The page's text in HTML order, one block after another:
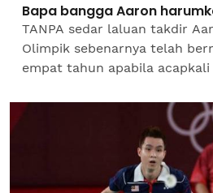
Bapa bangga Aaron
TANPA sedar laluan takdir
Olimpik sebenarnya telah
empat tahun apabila
gus...